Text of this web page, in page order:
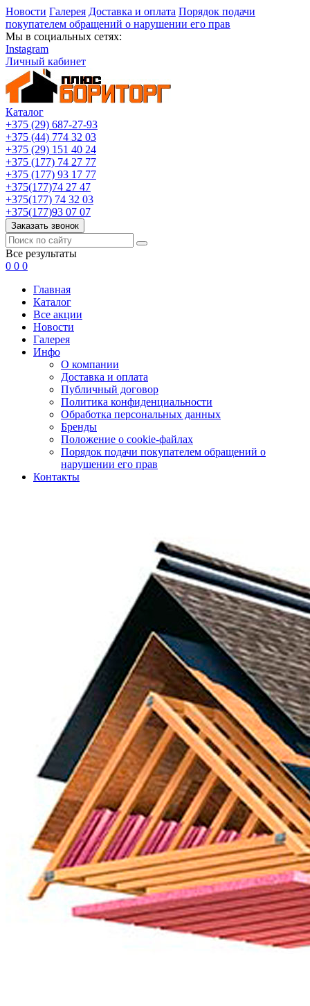
Новости Галерея Доставка и оплата Порядок подачи
покупателем обращений о нарушении его прав
Мы в социальных сетях:
Instagram
Личный кабинет
Каталог
+375 (29) 687-27-93
+375 (44) 774 32 03
+375 (29) 151 40 24
+375 (177) 74 27 77
+375 (177) 93 17 77
+375(177)74 27 47
+375(177) 74 32 03
+375(177)93 07 07
Заказать звонок
Все результаты
0 0 0
Главная
Каталог
Все акции
Новости
Галерея
Инфо
О компании
Доставка и оплата
Публичный договор
Политика конфиденциальности
Обработка персональных данных
Бренды
Положение о cookie-файлах
Порядок подачи покупателем обращений о
нарушении его прав
Контакты